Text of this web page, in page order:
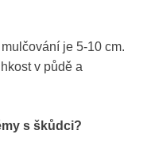
je 5-10 cm.
v půdě a
s škůdci?